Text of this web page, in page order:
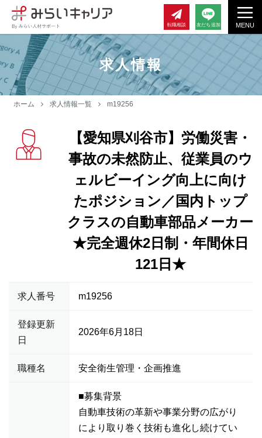
MENU
転職相談 友だち追加
求人情報
ホーム 求人情報一覧 m19256
【愛知県刈谷市】労働災害・
事故の未然防止、従業員のウ
ェルビーイング向上に向け
たポジション／国内トップ
クラスの自動車部品メーカー
★完全週休2日制・年間休日
121日★
求人番号 m19256
登録更新
日
2026年6月18日
職種名 安全衛生管理・企画推進
■募集背景
自動車技術の革新や事業分野の広がり
により取り巻く技術も進化し続けてい